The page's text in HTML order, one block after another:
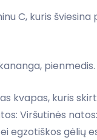
C, kuris
pienmedis.
kvapas, kuris
Viršutinės
egzotiškos gėlių